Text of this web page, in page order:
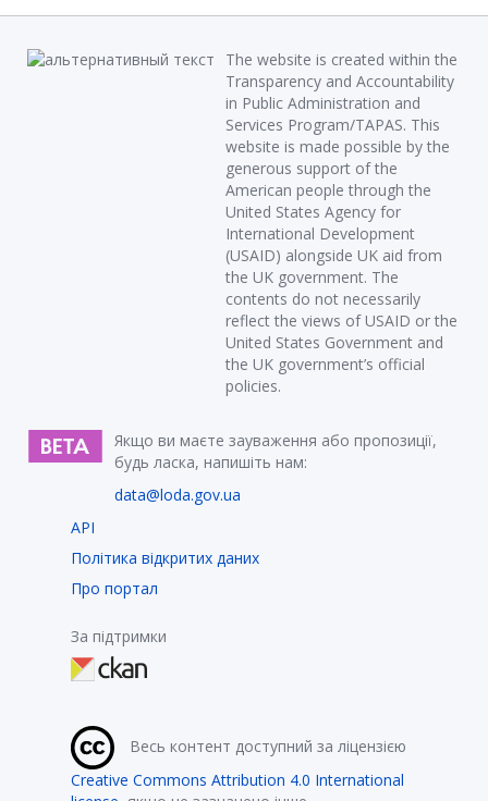
The website is created within the
Transparency and Accountability
in Public Administration and
Services Program/TAPAS. This
website is made possible by the
generous support of the
American people through the
United States Agency for
International Development
(USAID) alongside UK aid from
the UK government. The
contents do not necessarily
reflect the views of USAID or the
United States Government and
the UK government’s official
policies.
Якщо ви маєте зауваження або пропозиції,
будь ласка, напишіть нам:
data@loda.gov.ua
API
Політика відкритих даних
Про портал
За підтримки
Весь контент доступний за ліцензією
Creative Commons Attribution 4.0 International